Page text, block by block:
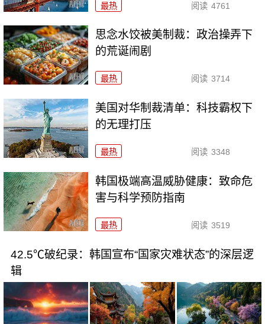
最热 阅读 4761
思念水饺被美制裁：政治操弄下
的荒诞闹剧
最热 阅读 3714
美国对华制裁清单：科技霸权下
的无理打压
最热 阅读 3348
韩国极端高温威胁健康：致命危
害与科学预防指南
最热 阅读 3519
42.5℃破纪录：韩国宣布“国家灾难状态”的深层逻
辑